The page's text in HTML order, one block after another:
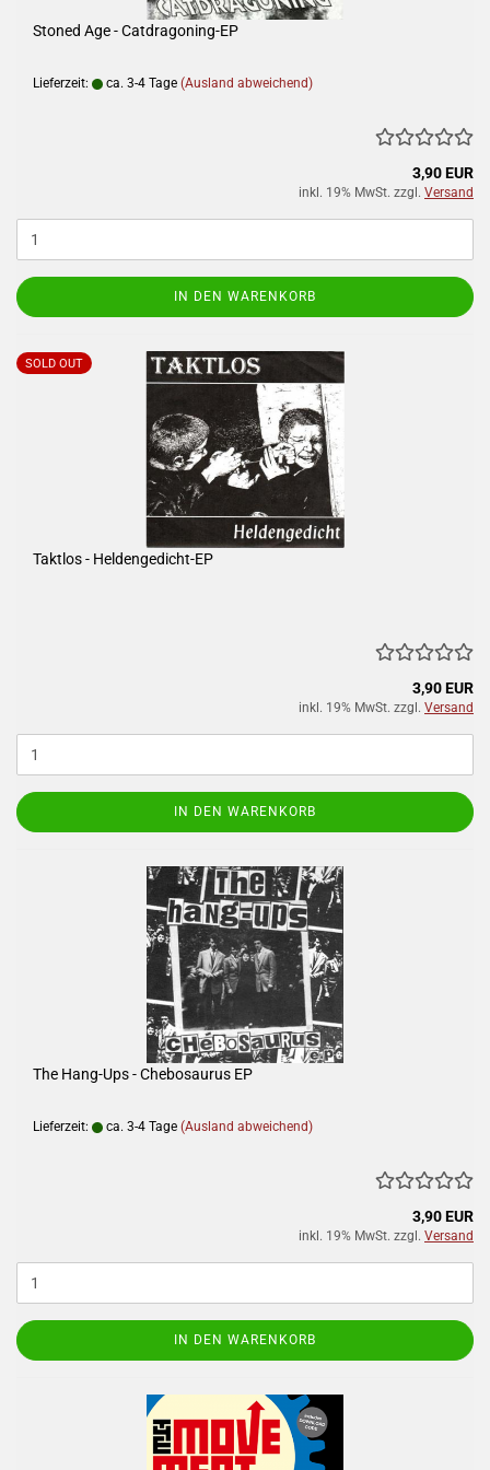
Stoned Age - Catdragoning-EP
Lieferzeit: ca. 3-4 Tage (Ausland abweichend)
3,90 EUR
inkl. 19% MwSt. zzgl. Versand
IN DEN WARENKORB
SOLD OUT
Taktlos - Heldengedicht-EP
3,90 EUR
inkl. 19% MwSt. zzgl. Versand
IN DEN WARENKORB
The Hang-Ups - Chebosaurus EP
Lieferzeit: ca. 3-4 Tage (Ausland abweichend)
3,90 EUR
inkl. 19% MwSt. zzgl. Versand
IN DEN WARENKORB